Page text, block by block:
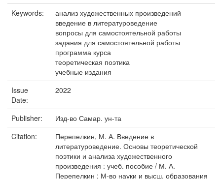
Keywords:
анализ художественных произведений
введение в литературоведение
вопросы для самостоятельной работы
задания для самостоятельной работы
программа курса
теоретическая поэтика
учебные издания
Issue
Date:
2022
Publisher:
Изд-во Самар. ун-та
Citation:
Перепелкин, М. А. Введение в
литературоведение. Основы теоретической
поэтики и анализа художественного
произведения : учеб. пособие / М. А.
Перепелкин ; М-во науки и высш. образования